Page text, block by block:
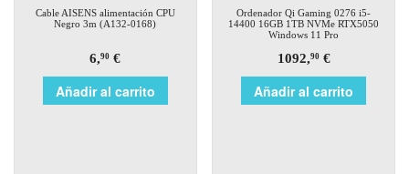
Cable AISENS alimentación CPU
Negro 3m (A132-0168)
6,90 €
Añadir al carrito
Ordenador Qi Gaming 0276 i5-
14400 16GB 1TB NVMe RTX5050
Windows 11 Pro
1092,90€
Añadir al carrito